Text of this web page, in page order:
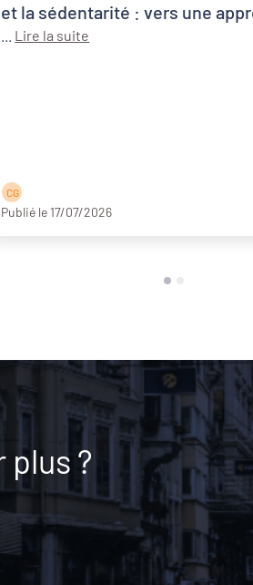
et la sédentarité : vers une approche
systémique de la santé publique
Lire la suite
C G
Publié le 17/07/2026
plus ?